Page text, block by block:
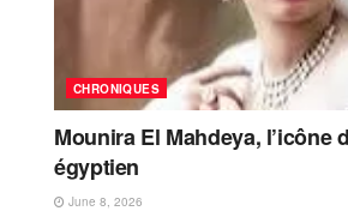
CHRONIQUES
Mounira El Mahdeya, l’icône
égyptien
June 8, 2026